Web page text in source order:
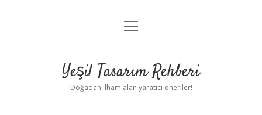
Anasayfa
Yasal Uyarı
menüyü
Yeşil Tasarım Rehberi
Doğadan ilham alan yaratıcı öneriler!